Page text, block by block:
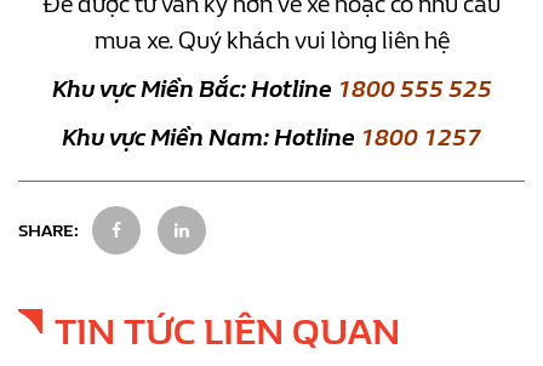
mua xe. Quý khách vui lòng liên hệ
Khu vực Miền Bắc: Hotline 1800 555 525
Khu vực Miền Nam: Hotline 1800 1257
SHARE:
TIN TỨC LIÊN QUAN